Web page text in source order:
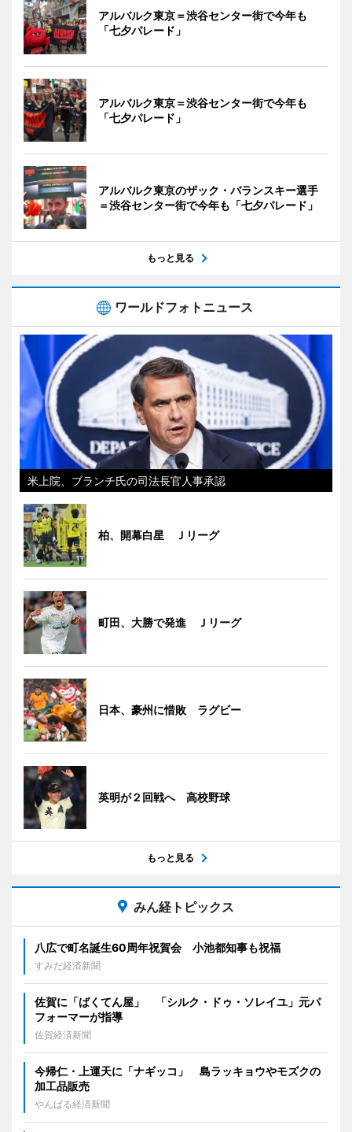
アルバルク東京＝渋谷センター街で今年も
「七夕パレード」
アルバルク東京＝渋谷センター街で今年も
「七夕パレード」
アルバルク東京のザック・バランスキー選手
＝渋谷センター街で今年も「七夕パレード」
もっと見る
ワールドフォトニュース
米上院、ブランチ氏の司法長官人事承認
柏、開幕白星 Ｊリーグ
町田、大勝で発進 Ｊリーグ
日本、豪州に惜敗 ラグビー
英明が２回戦へ 高校野球
もっと見る
みん経トピックス
八広で町名誕生60周年祝賀会 小池都知事も祝福
すみだ経済新聞
佐賀に「ばくてん屋」 「シルク・ドゥ・ソレイユ」元パ
フォーマーが指導
佐賀経済新聞
今帰仁・上運天に「ナギッコ」 島ラッキョウやモズクの
加工品販売
やんばる経済新聞